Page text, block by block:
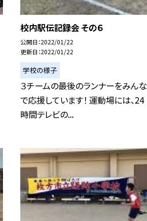
校内駅伝記録会 その６
公開日 2022/01/22
更新日 2022/01/22
学校の様子
３チームの最後のランナーをみんな
で応援しています！ 運動場には、24
時間テレビの...